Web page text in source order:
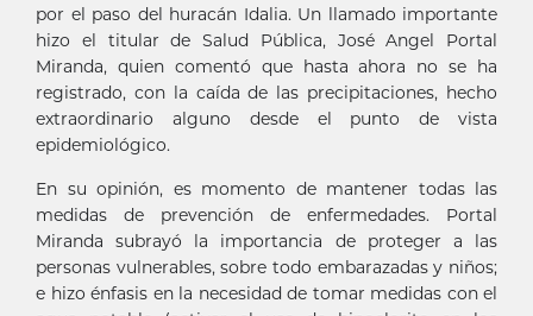
por el paso del huracán Idalia. Un llamado importante
hizo el titular de Salud Pública, José Angel Portal
Miranda, quien comentó que hasta ahora no se ha
registrado, con la caída de las precipitaciones, hecho
extraordinario alguno desde el punto de vista
epidemiológico.
En su opinión, es momento de mantener todas las
medidas de prevención de enfermedades. Portal
Miranda subrayó la importancia de proteger a las
personas vulnerables, sobre todo embarazadas y niños;
e hizo énfasis en la necesidad de tomar medidas con el